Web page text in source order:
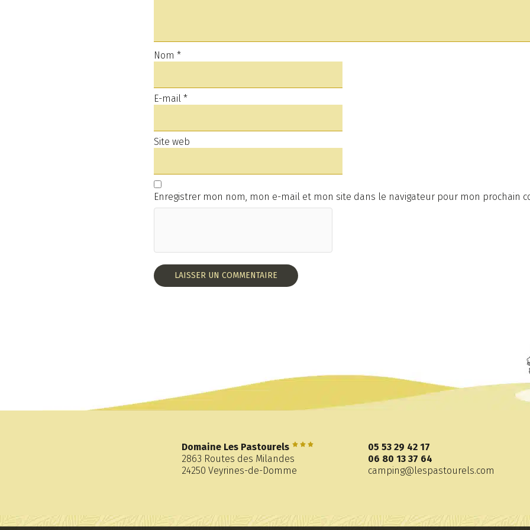
Nom *
E-mail *
Site web
Enregistrer mon nom, mon e-mail et mon site dans le navigateur pour mon prochain
Domaine Les Pastourels
2863 Routes des Milandes
24250 Veyrines-de-Domme
05 53 29 42 17
06 80 13 37 64
camping@lespastourels.com